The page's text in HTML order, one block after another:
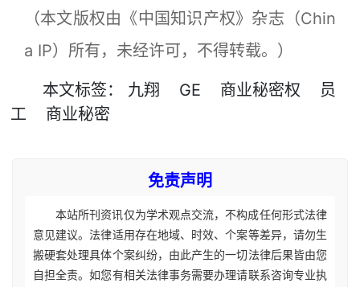
（本文版权由《中国知识产权》杂志（Chin
a IP）所有，未经许可，不得转载。）
本文标签： 九翔 GE 商业秘密权
员
工
商业秘密
免责声明
本站所刊资讯仅为学术观点交流，不构成任何形式法律
意见建议。法律适用存在地域、时效、个案等差异，请勿生
搬硬套处理具体个案纠纷，由此产生的一切法律后果皆由您
自担全责。如您有相关法律事务需要办理请联系咨询专业执